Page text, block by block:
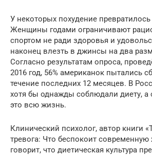
У некоторых похудение превратилось
Женщины годами ограничивают
спортом не ради здоровья и
наконец влезть в джинсы на два
Согласно результатам опроса,
2016 год, 56% американок пытались
течение последних 12 месяцев. В
хотя бы однажды соблюдали диету, а
это всю жизнь.
Клинический психолог, автор книги
тревога: Что беспокоит
говорит, что диетическая культура